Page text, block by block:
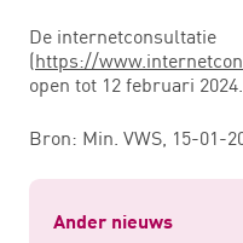
De internetconsultatie
(https://
open tot 12 februari 2024.
Bron: Min. VWS, 15-01-
Ander nieuws